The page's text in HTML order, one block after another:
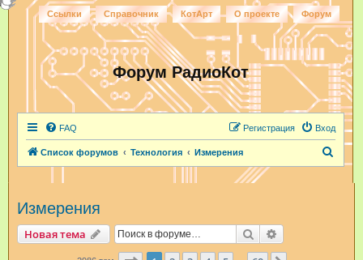
Ссылки Справочник КотАрт О проекте Форум
Форум РадиоКот
FAQ Вход
Регистрация
Список форумов Технология Измерения
Измерения
Новая тема Поиск